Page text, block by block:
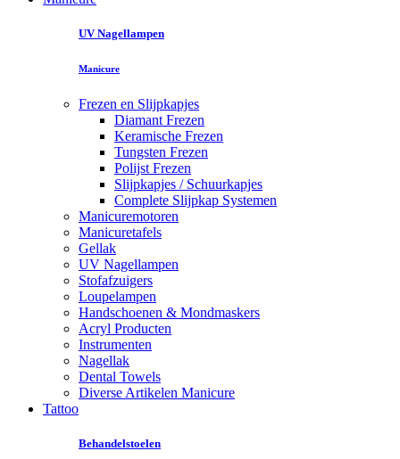
UV Nagellampen
Manicure
Frezen en Slijpkapjes
Diamant Frezen
Keramische Frezen
Tungsten Frezen
Polijst Frezen
Slijpkapjes / Schuurkapjes
Complete Slijpkap Systemen
Manicuremotoren
Manicuretafels
Gellak
UV Nagellampen
Stofafzuigers
Loupelampen
Handschoenen & Mondmaskers
Acryl Producten
Instrumenten
Nagellak
Dental Towels
Diverse Artikelen Manicure
Tattoo
Behandelstoelen